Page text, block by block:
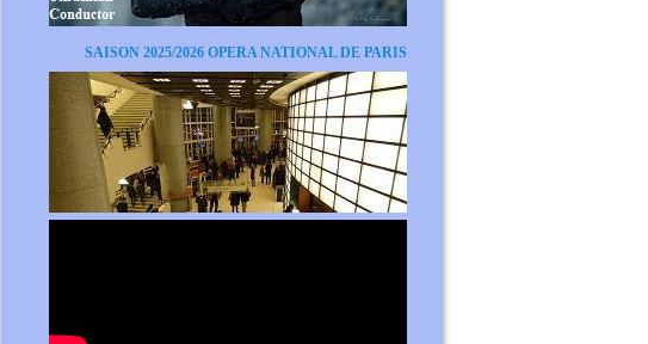
SAISON 2025/2026 OPERA NATIONAL DE PARIS